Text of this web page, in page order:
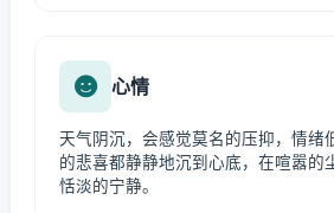
心情
天气阴沉，会感觉莫名的压抑，情绪
的悲喜都静静地沉到心底，在喧嚣的
恬淡的宁静。